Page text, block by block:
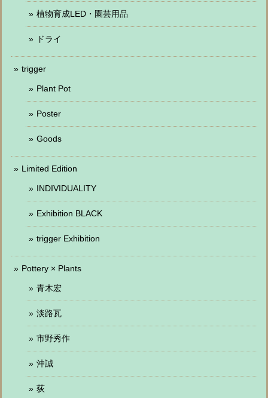
植物育成LED・園芸用品
ドライ
trigger
Plant Pot
Poster
Goods
Limited Edition
INDIVIDUALITY
Exhibition BLACK
trigger Exhibition
Pottery × Plants
青木宏
淡路瓦
市野秀作
沖誠
荻